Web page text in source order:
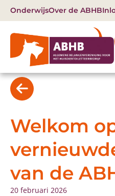
OnderwijsOver de ABHB
Welkom
van de
20 februari 2026